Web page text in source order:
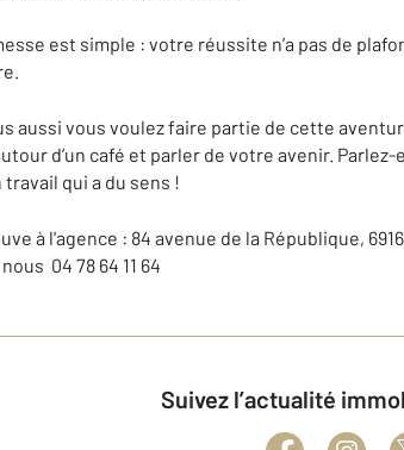
est simple : votre réussite n’a pas de
aussi vous voulez faire partie de cette
d’un café et parler de votre avenir.
qui a du sens !
à l'agence : 84 avenue de la République,
04 78 64 11 64
Suivez l’actualité